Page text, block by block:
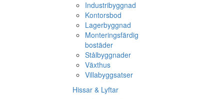
Industribyggnad
Kontorsbod
Lagerbyggnad
Monteringsfärdig
bostäder
Stålbyggnader
Växthus
Villabyggsatser
Hissar & Lyftar